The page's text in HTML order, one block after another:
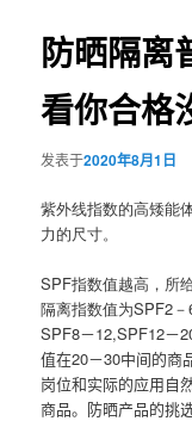
防晒隔离
看你合格
发表于2020年8月1日
紫外线指数的高矮能
力的尺寸。
SPF指数值越高，所
隔离指数值为SPF2－
SPF8－12,SPF12－
值在20－30中间的商
岗位和实际的应用自
商品。防晒产品的挑